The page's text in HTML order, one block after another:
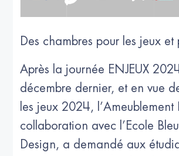
Des chambres pour les jeux et
Après la journée ENJEUX
décembre dernier, et en vue
les jeux 2024, l’Ameublement
collaboration avec l’Ecole
Design, a demandé aux